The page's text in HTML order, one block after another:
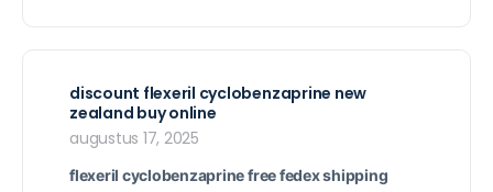
discount flexeril cyclobenzaprine new
zealand buy online
augustus 17, 2025
flexeril cyclobenzaprine free fedex shipping